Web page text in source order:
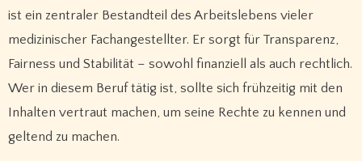
ist ein zentraler Bestandteil des Arbeitslebens vieler
medizinischer Fachangestellter. Er sorgt für Transparenz,
Fairness und Stabilität – sowohl finanziell als auch rechtlich.
Wer in diesem Beruf tätig ist, sollte sich frühzeitig mit den
Inhalten vertraut machen, um seine Rechte zu kennen und
geltend zu machen.